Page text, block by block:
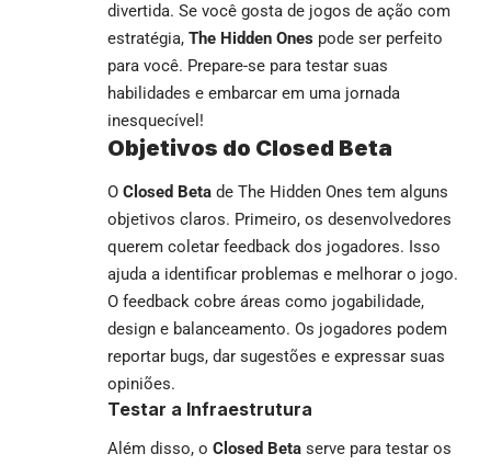
divertida. Se você gosta de jogos de ação com
estratégia, The Hidden Ones pode ser perfeito
para você. Prepare-se para testar suas
habilidades e embarcar em uma jornada
inesquecível!
Objetivos do Closed Beta
O Closed Beta de The Hidden Ones tem alguns
objetivos claros. Primeiro, os desenvolvedores
querem coletar feedback dos jogadores. Isso
ajuda a identificar problemas e melhorar o jogo.
O feedback cobre áreas como jogabilidade,
design e balanceamento. Os jogadores podem
reportar bugs, dar sugestões e expressar suas
opiniões.
Testar a Infraestrutura
Além disso, o Closed Beta serve para testar os